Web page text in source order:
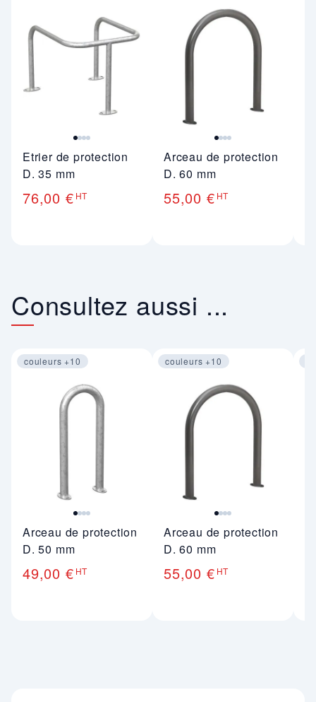
Etrier de protection
D. 35 mm
76,00 € HT
Image 1 sur 4
Arceau de protection
D. 60 mm
55,00 € HT
Consultez aussi ...
couleurs +10
Image 1 sur 4
Arceau de protection
D. 50 mm
49,00 € HT
couleurs +10
Image 1 sur 4
Arceau de protection
D. 60 mm
55,00 € HT